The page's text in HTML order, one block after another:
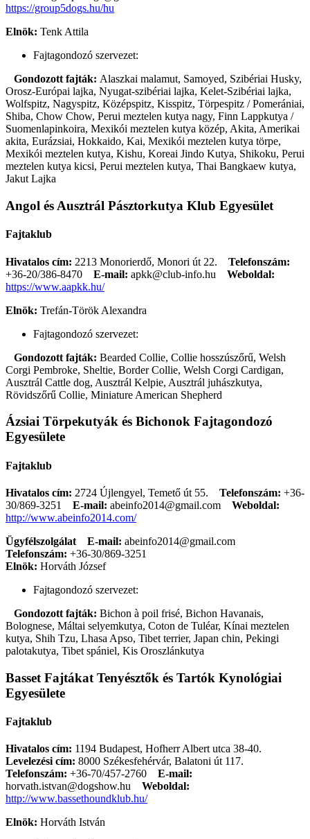
https://group5dogs.hu/hu
Elnök: Tenk Attila
Fajtagondozó szervezet:
Gondozott fajták: Alaszkai malamut, Samoyed, Szibériai Husky,
Orosz-Európai lajka, Nyugat-szibériai lajka, Kelet-Szibériai lajka,
Wolfspitz, Nagyspitz, Középspitz, Kisspitz, Törpespitz / Pomerániai,
Shiba, Chow Chow, Perui meztelen kutya nagy, Finn Lappkutya /
Suomenlapinkoira, Mexikói meztelen kutya közép, Akita, Amerikai
akita, Eurázsiai, Hokkaido, Kai, Mexikói meztelen kutya törpe,
Mexikói meztelen kutya, Kishu, Koreai Jindo Kutya, Shikoku, Perui
meztelen kutya kicsi, Perui meztelen kutya, Thai Bangkaew kutya,
Jakut Lajka
Angol és Ausztrál Pásztorkutya Klub Egyesület
Fajtaklub
Hivatalos cím: 2213 Monorierdő, Monori út 22. Telefonszám:
+36-20/386-8470
E-mail: apkk@club-info.hu
Weboldal:
https://www.aapkk.hu/
Elnök: Trefán-Török Alexandra
Fajtagondozó szervezet:
Gondozott fajták: Bearded Collie, Collie hosszúszőrű, Welsh
Corgi Pembroke, Sheltie, Border Collie, Welsh Corgi Cardigan,
Ausztrál Cattle dog, Ausztrál Kelpie, Ausztrál juhászkutya,
Rövidszőrű Collie, Miniature American Shepherd
Ázsiai Törpekutyák és Bichonok Fajtagondozó
Egyesülete
Fajtaklub
Hivatalos cím: 2724 Újlengyel, Temető út 55. Telefonszám: +36-
30/869-3251
E-mail: abeinfo2014@gmail.com
Weboldal:
http://www.abeinfo2014.com/
Ügyfélszolgálat
E-mail: abeinfo2014@gmail.com
Telefonszám: +36-30/869-3251
Elnök: Horváth József
Fajtagondozó szervezet:
Gondozott fajták: Bichon à poil frisé, Bichon Havanais,
Bolognese, Máltai selyemkutya, Coton de Tuléar, Kínai meztelen
kutya, Shih Tzu, Lhasa Apso, Tibet terrier, Japan chin, Pekingi
palotakutya, Tibet spániel, Kis Oroszlánkutya
Basset Fajtákat Tenyésztők és Tartók Kynológiai
Egyesülete
Fajtaklub
Hivatalos cím: 1194 Budapest, Hofherr Albert utca 38-40.
Levelezési cím: 8000 Székesfehérvár, Balatoni út 117.
Telefonszám: +36-70/457-2760
E-mail:
horvath.istvan@dogshow.hu
Weboldal:
http://www.bassethoundklub.hu/
Elnök: Horváth István